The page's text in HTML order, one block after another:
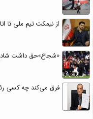
از نیمکت تیم ملی تا
«شجاع»حق داشت
فرق می‌کند چه کسی